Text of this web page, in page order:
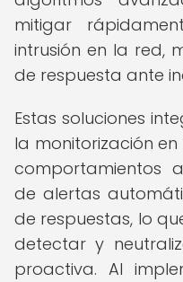
mitigar
intrusión en la red,
de respuesta ante
Estas soluciones
la monitorización
comportamientos
de alertas
de respuestas, lo
detectar y
proactiva. Al